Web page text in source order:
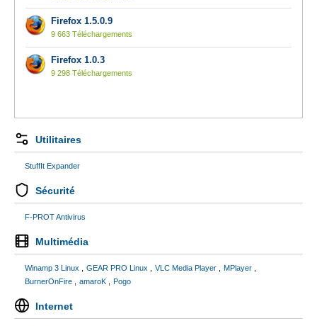
Firefox 1.5.0.9
9 663 Téléchargements
Firefox 1.0.3
9 298 Téléchargements
Utilitaires
StuffIt Expander
Sécurité
F-PROT Antivirus
Multimédia
Winamp 3 Linux GEAR PRO Linux VLC Media Player
MPlayer
BurnerOnFire
amaroK Pogo
Internet